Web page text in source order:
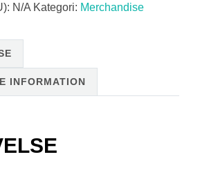
N/A Kategori: Merchandise
INFORMATION